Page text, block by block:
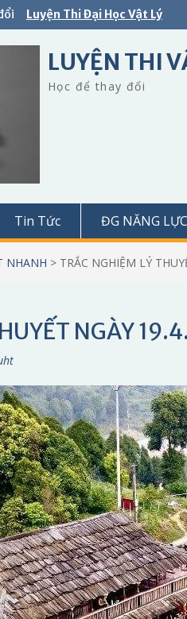
Luyện Thi Đại Học Vật Lý
LUYỆN THI
Học để thay đổi
Tin Tức ĐG NĂNG
NHANH > TRẮC NGHIỆM LÝ
NGÀY